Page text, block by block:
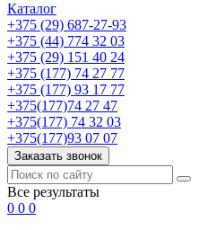
Каталог
+375 (29) 687-27-93
+375 (44) 774 32 03
+375 (29) 151 40 24
+375 (177) 74 27 77
+375 (177) 93 17 77
+375(177)74 27 47
+375(177) 74 32 03
+375(177)93 07 07
Заказать звонок
Все результаты
0 0 0